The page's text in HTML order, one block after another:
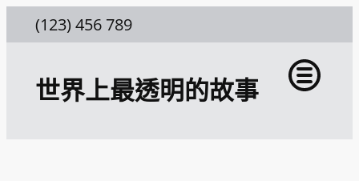
至
(123) 456 789
世界上最透明的故事